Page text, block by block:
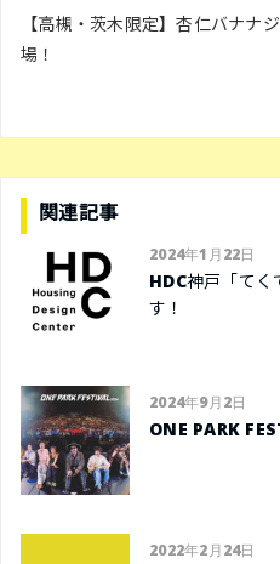
【高槻・茨木限定】杏仁バナナ
場！
関連記事
2024年1月22日
HDC神戸「てく
す！
2024年9月2日
ONE PARK
2022年2月24日